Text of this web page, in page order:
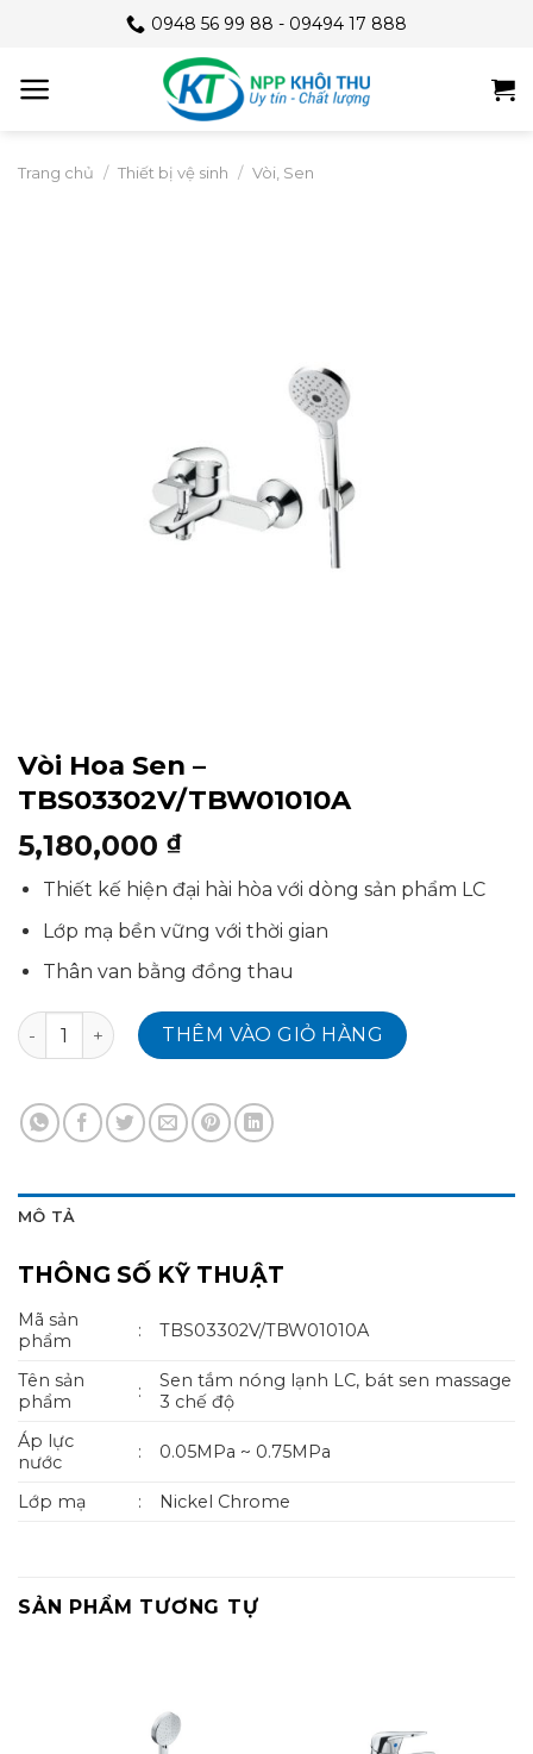
content
0948 56 99 88 - 09494 17 888
Trang chủ / Thiết bị vệ sinh / Vòi, Sen
Vòi Hoa Sen –
TBS03302V/TBW01010A
5,180,000 ₫
Thiết kế hiện đại hài hòa với dòng sản phẩm LC
Lớp mạ bền vững với thời gian
Thân van bằng đồng thau
Vòi Hoa Sen - TBS03302V/TBW01010A số lượng
THÊM VÀO GIỎ HÀNG
MÔ TẢ
THÔNG SỐ KỸ THUẬT
Mã sản
phẩm
: TBS03302V/TBW01010A
Tên sản
phẩm
:
Sen tắm nóng lạnh LC, bát sen massage
3 chế độ
Áp lực
nước
: 0.05MPa ~ 0.75MPa
Lớp mạ : Nickel Chrome
SẢN PHẨM TƯƠNG TỰ